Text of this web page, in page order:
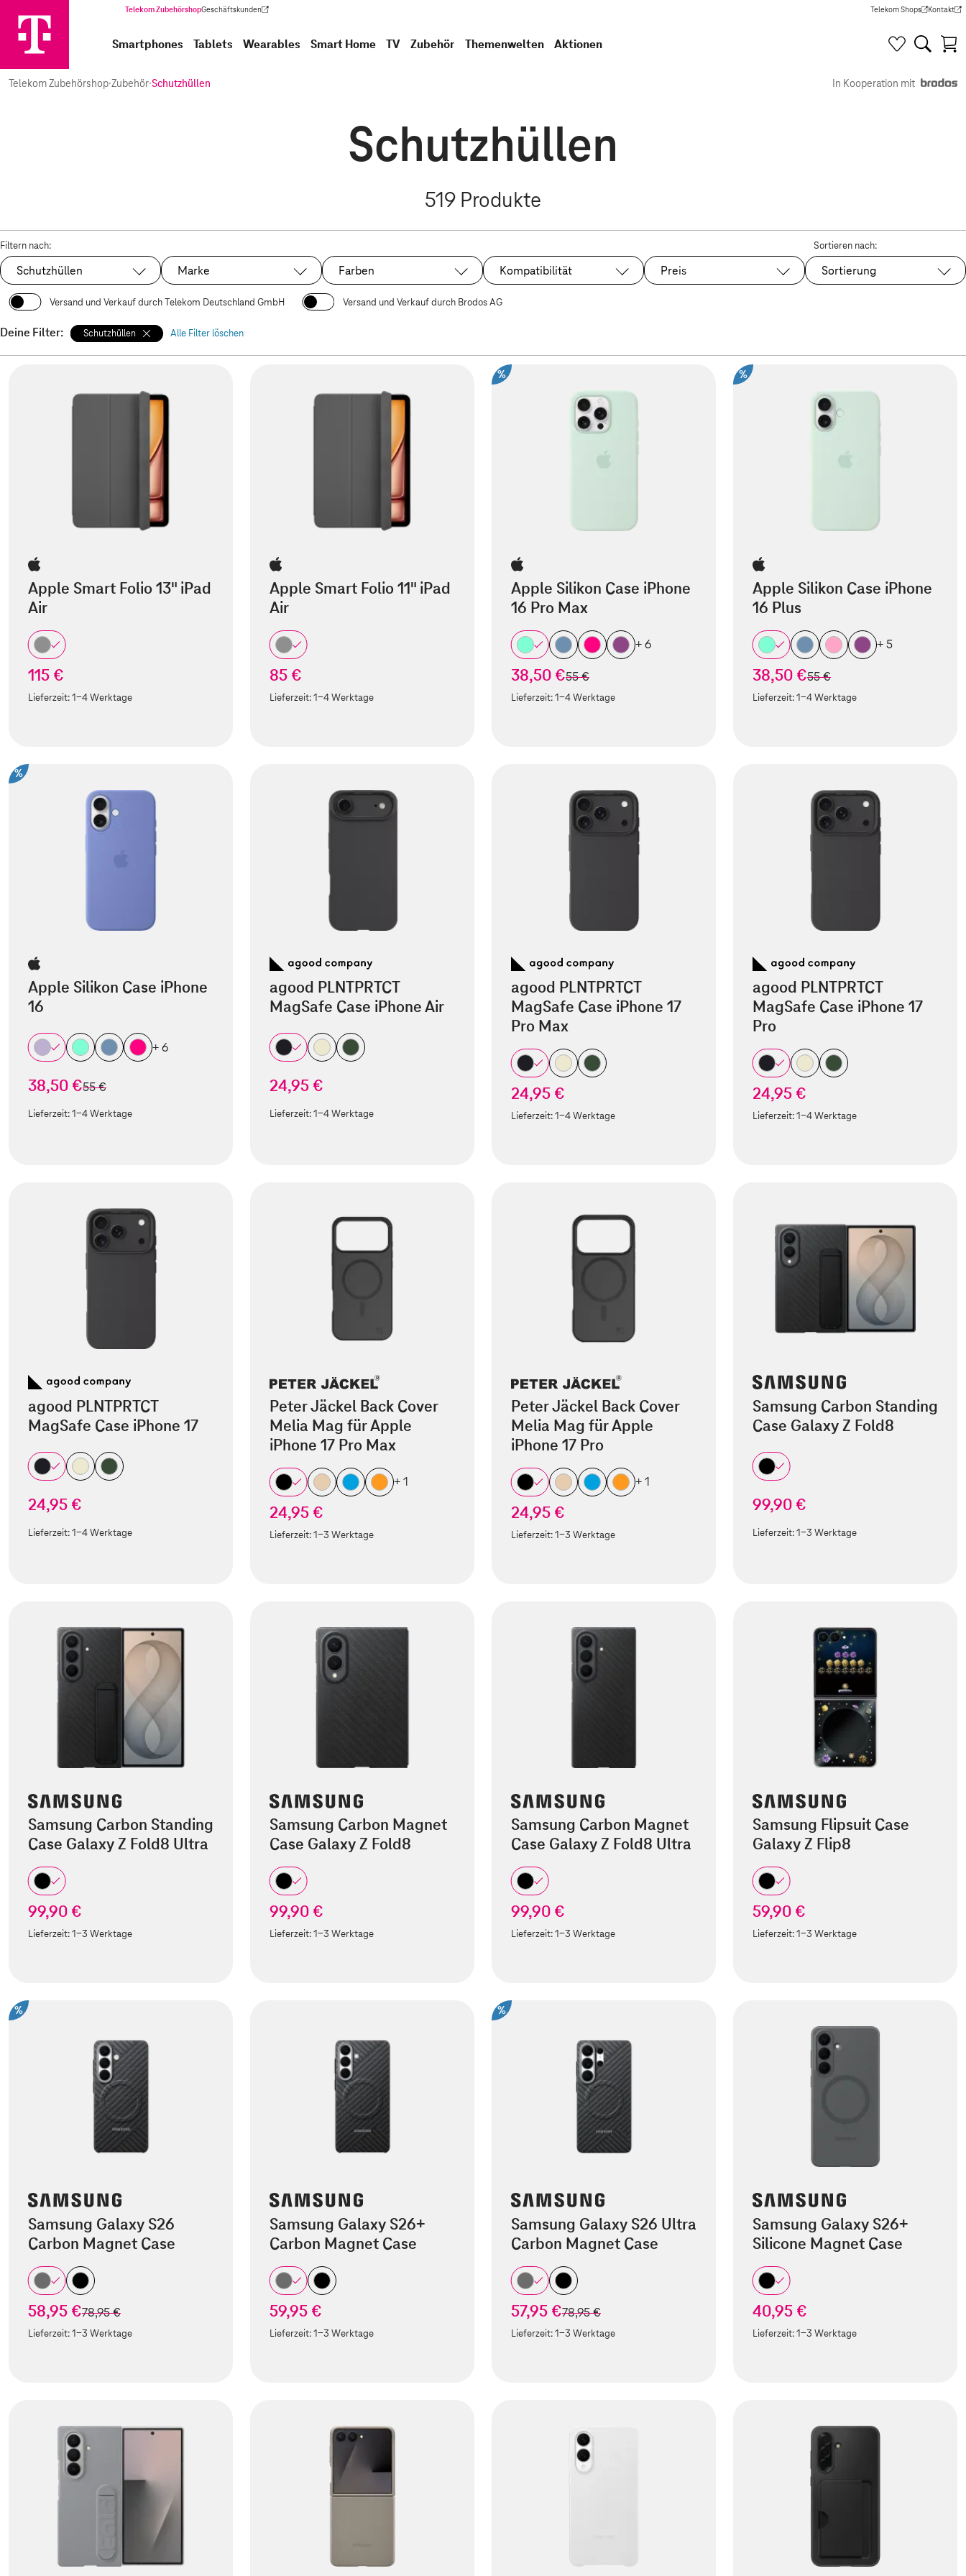
Telekom ZubehörshopGeschäftskunden
(Wird in einem neuen Tab geöffnet) Telekom Shops
(Wird in einem neuen Tab
Kontakt
(Wird in
Smartphones Tablets Wearables Smart Home TV Zubehör Themenwelten Aktionen
Telekom Zubehörshop·Zubehör·Schutzhüllen In Kooperation mit
Schutzhüllen
519 Produkte
Filtern nach:
Ausgewählt:
Schutzhüllen Marke Farben Kompatibilität Preis
Sortieren nach:
Sortierung
Versand und Verkauf durch Telekom Deutschland GmbH Versand und Verkauf durch Brodos AG
Deine Filter: Schutzhüllen Alle Filter löschen
Apple Smart Folio 13" iPad
Air
115 €
Lieferzeit:1-4 Werktage
Apple Smart Folio 11" iPad
Air
85 €
Lieferzeit:1-4 Werktage
%
Apple Silikon Case iPhone
16 Pro Max
+ 6
38,50 €statt
55 €
Lieferzeit:1-4 Werktage
%
Apple Silikon Case iPhone
16 Plus
+ 5
38,50 €statt
55 €
Lieferzeit:1-4 Werktage
%
Apple Silikon Case iPhone
16
+ 6
38,50 €statt
55 €
Lieferzeit:1-4 Werktage
agood PLNTPRTCT
MagSafe Case iPhone Air
24,95 €
Lieferzeit:1-4 Werktage
agood PLNTPRTCT
MagSafe Case iPhone 17
Pro Max
24,95 €
Lieferzeit:1-4 Werktage
agood PLNTPRTCT
MagSafe Case iPhone 17
Pro
24,95 €
Lieferzeit:1-4 Werktage
agood PLNTPRTCT
MagSafe Case iPhone 17
24,95 €
Lieferzeit:1-4 Werktage
Peter Jäckel Back Cover
Melia Mag für Apple
iPhone 17 Pro Max
+ 1
24,95 €
Lieferzeit:1-3 Werktage
Peter Jäckel Back Cover
Melia Mag für Apple
iPhone 17 Pro
+ 1
24,95 €
Lieferzeit:1-3 Werktage
Samsung Carbon Standing
Case Galaxy Z Fold8
99,90 €
Lieferzeit:1-3 Werktage
Samsung Carbon Standing
Case Galaxy Z Fold8 Ultra
99,90 €
Lieferzeit:1-3 Werktage
Samsung Carbon Magnet
Case Galaxy Z Fold8
99,90 €
Lieferzeit:1-3 Werktage
Samsung Carbon Magnet
Case Galaxy Z Fold8 Ultra
99,90 €
Lieferzeit:1-3 Werktage
Samsung Flipsuit Case
Galaxy Z Flip8
59,90 €
Lieferzeit:1-3 Werktage
%
Samsung Galaxy S26
Carbon Magnet Case
58,95 €statt
78,95 €
Lieferzeit:1-3 Werktage
Samsung Galaxy S26+
Carbon Magnet Case
59,95 €
Lieferzeit:1-3 Werktage
%
Samsung Galaxy S26 Ultra
Carbon Magnet Case
57,95 €statt
78,95 €
Lieferzeit:1-3 Werktage
Samsung Galaxy S26+
Silicone Magnet Case
40,95 €
Lieferzeit:1-3 Werktage